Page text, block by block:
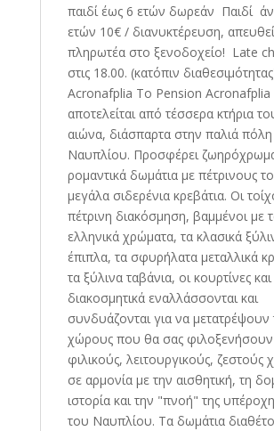
παιδί έως 6 ετών δωρεάν Παιδί
ετών 10€ / διανυκτέρευση,
πληρωτέα στο ξενοδοχείο! Late
στις 18.00. (κατόπιν
Acronafplia Το Pension Acronafplia
αποτελείται από τέσσερα κτήρια
αιώνα, διάσπαρτα στην παλιά
Ναυπλίου. Προσφέρει
ρομαντικά δωμάτια με πέτρινους
μεγάλα σιδερένια κρεβάτια. Oι
πέτρινη διακόσμηση, βαμμένοι με
ελληνικά χρώματα, τα κλασικά
έπιπλα, τα σφυρήλατα μεταλλικά
τα ξύλινα ταβάνια, οι κουρτίνες
διακοσμητικά εναλλάσσονται και
συνδυάζονται για να μετατρέψουν
χώρους που θα σας
φιλικούς, λειτουργικούς, ζεστούς
σε αρμονία με την αισθητική, τη
ιστορία και την "πνοή" της
του Ναυπλίου. Τα δωμάτια